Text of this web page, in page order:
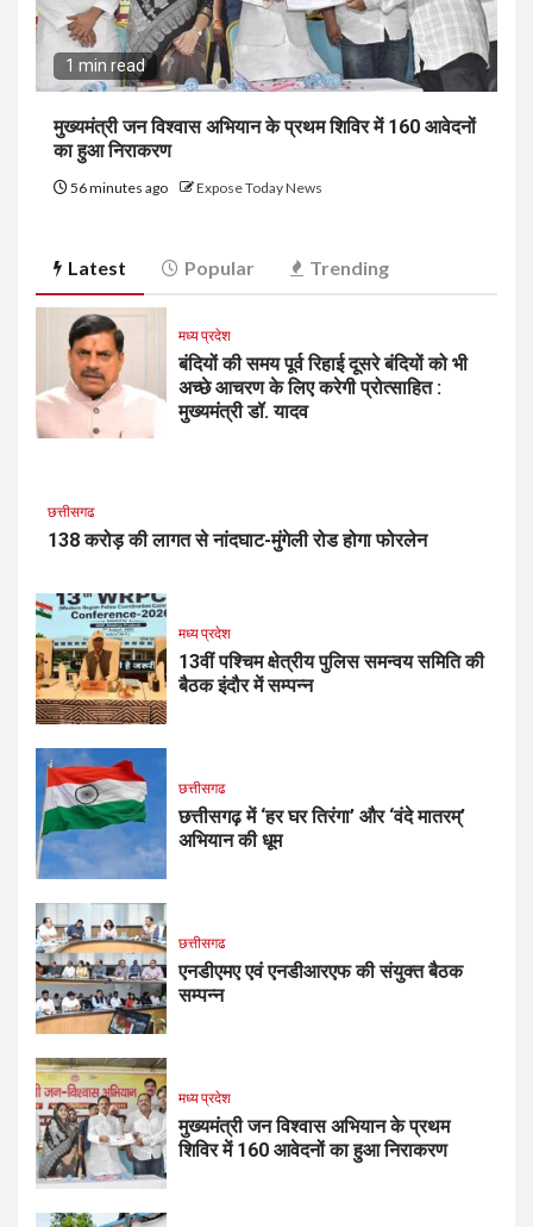
1 min read
मुख्यमंत्री जन विश्वास अभियान के प्रथम शिविर में 160 आवेदनों
का हुआ निराकरण
56 minutes ago Expose Today News
Latest Popular Trending
मध्य प्रदेश
बंदियों की समय पूर्व रिहाई दूसरे बंदियों को भी
अच्छे आचरण के लिए करेगी प्रोत्साहित :
मुख्यमंत्री डॉ. यादव
छत्तीसगढ
138 करोड़ की लागत से नांदघाट-मुंगेली रोड होगा फोरलेन
मध्य प्रदेश
13वीं पश्चिम क्षेत्रीय पुलिस समन्वय समिति की
बैठक इंदौर में सम्पन्न
छत्तीसगढ
छत्तीसगढ़ में ‘हर घर तिरंगा’ और ‘वंदे मातरम्’
अभियान की धूम
छत्तीसगढ
एनडीएमए एवं एनडीआरएफ की संयुक्त बैठक
सम्पन्न
मध्य प्रदेश
मुख्यमंत्री जन विश्वास अभियान के प्रथम
शिविर में 160 आवेदनों का हुआ निराकरण